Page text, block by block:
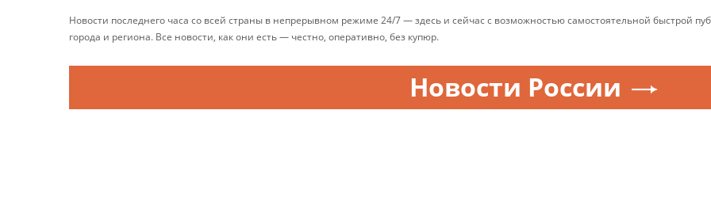
Новости последнего часа со всей страны в непрерывном режиме 24/7 — здесь и сейчас с возможностью самостоятельной быстрой
города и региона. Все новости, как они есть — честно, оперативно, без купюр.
Новости России